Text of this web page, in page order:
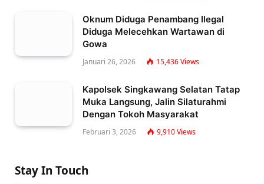
Oknum Diduga Penambang Ilegal
Diduga Melecehkan Wartawan di
Gowa
Januari 26, 2026 15,436Views
Kapolsek Singkawang Selatan Tatap
Muka Langsung, Jalin Silaturahmi
Dengan Tokoh Masyarakat
Februari 3, 2026 9,910Views
Stay In Touch